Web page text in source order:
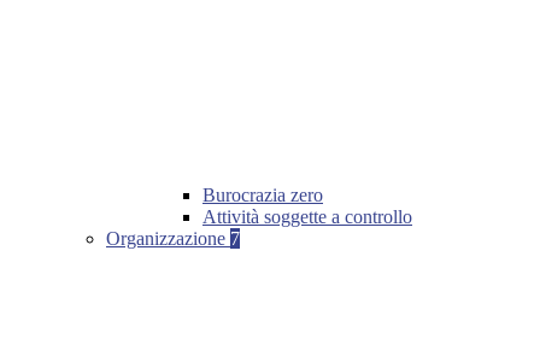
Burocrazia zero
Attività soggette a controllo
Organizzazione 7